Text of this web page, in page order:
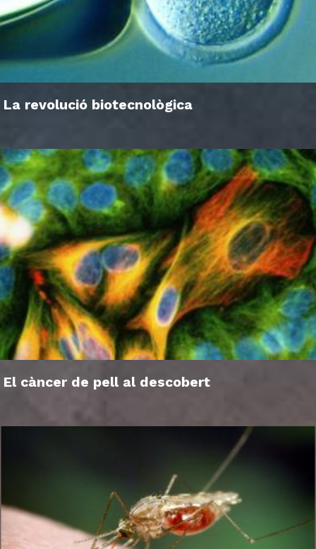
La revolució biotecnològica
El càncer de pell al descobert